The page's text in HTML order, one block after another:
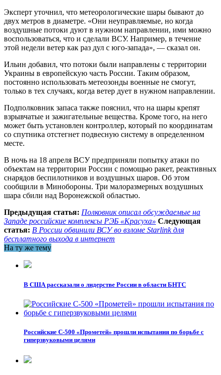
Эксперт уточнил, что метеорологические шары бывают до
двух метров в диаметре. «Они неуправляемые, но когда
воздушные потоки дуют в нужном направлении, ими можно
воспользоваться, что и сделали ВСУ. Например, в течение
этой недели ветер как раз дул с юго-запада», — сказал он.
Ильин добавил, что потоки были направлены с территории
Украины в европейскую часть России. Таким образом,
постоянно использовать метеозонды военные не смогут,
только в тех случаях, когда ветер дует в нужном направлении.
Подполковник запаса также пояснил, что на шары крепят
взрывчатые и зажигательные вещества. Кроме того, на него
может быть установлен контроллер, который по координатам
со спутника отстегнет подвесную систему в определенном
месте.
В ночь на 18 апреля ВСУ предприняли попытку атаки по
объектам на территории России с помощью ракет, реактивных
снарядов беспилотников и воздушных шаров. Об этом
сообщили в Минобороны. Три малоразмерных воздушных
шара сбили над Воронежской областью.
Предыдущая статья: Полковник описал обсуждаемые на
Западе российские комплексы РЭБ «Красуха» Следующая
статья: В России обвинили ВСУ во взломе Starlink для
бесплатного выхода в интернет
На ту же тему
В США рассказали о лидерстве России в области БНТС
Российские С-500 «Прометей» прошли испытания по борьбе с
гиперзвуковыми целями